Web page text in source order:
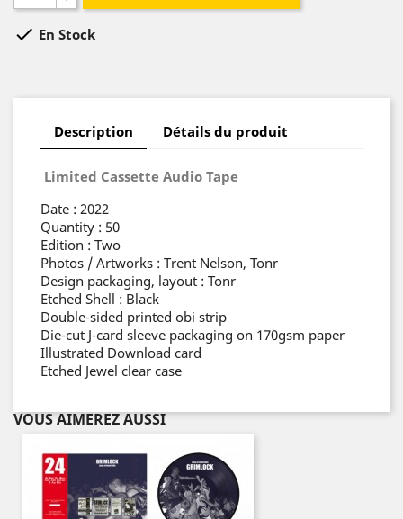
 En Stock
Description Détails du produit
Limited Cassette Audio Tape
Date : 2022
Quantity : 50
Edition : Two
Photos / Artworks : Trent Nelson, Tonr
Design packaging, layout : Tonr
Etched Shell : Black
Double-sided printed obi strip
Die-cut J-card sleeve packaging on 170gsm paper
Illustrated Download card
Etched Jewel clear case
VOUS AIMEREZ AUSSI